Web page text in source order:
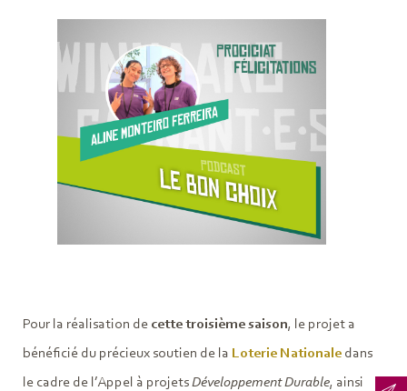
Pour la réalisation de cette troisième saison, le projet a
bénéficié du précieux soutien de la Loterie Nationale dans
le cadre de l’Appel à projetsDéveloppement Durable, ainsi